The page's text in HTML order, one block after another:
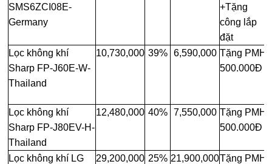
SMS6ZCI08E-
Germany
+Tặng
công lắp
đặt
Lọc không khí
Sharp FP-J60E-W-
Thailand
10,730,000 39% 6,590,000 Tặng PMH
500.000Đ
Lọc không khí
Sharp FP-J80EV-H-
Thailand
12,480,000 40% 7,550,000 Tặng PMH
500.000Đ
Lọc không khí LG
29,200,000 25% 21,900,000Tặng PMH